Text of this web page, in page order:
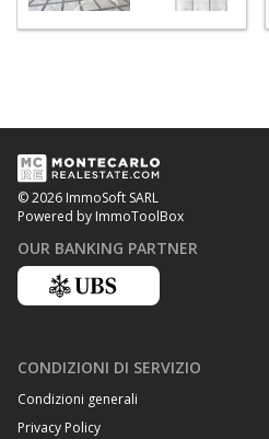
© 2026 ImmoSoft SARL
Powered by ImmoToolBox
OUR BANKING PARTNER
CONDIZIONI DI SERVIZIO
Condizioni generali
Privacy Policy